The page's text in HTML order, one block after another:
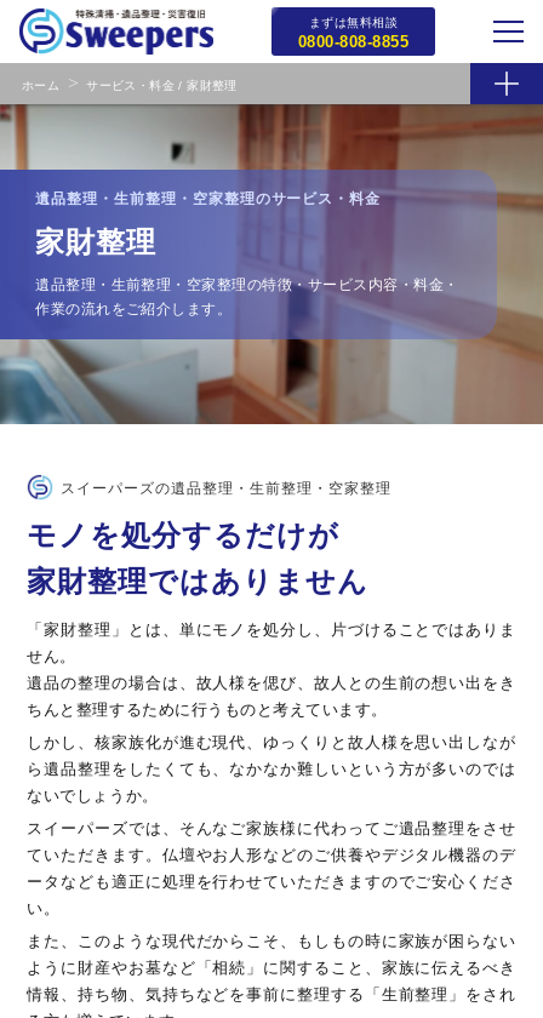
まずは無料相談
0800-808-8855
ホーム サービス・料金 / 家財整理
遺品整理・生前整理・空家整理のサービス・料金
家財整理
遺品整理・生前整理・空家整理の特徴・サービス内容・料金・
作業の流れをご紹介します。
スイーパーズの遺品整理・生前整理・空家整理
モノを処分するだけが
家財整理ではありません
「家財整理」とは、単にモノを処分し、片づけることではありま
せん。
遺品の整理の場合は、故人様を偲び、故人との生前の想い出をき
ちんと整理するために行うものと考えています。
しかし、核家族化が進む現代、ゆっくりと故人様を思い出しなが
ら遺品整理をしたくても、なかなか難しいという方が多いのでは
ないでしょうか。
スイーパーズでは、そんなご家族様に代わってご遺品整理をさせ
ていただきます。仏壇やお人形などのご供養やデジタル機器のデ
ータなども適正に処理を行わせていただきますのでご安心くださ
い。
また、このような現代だからこそ、もしもの時に家族が困らない
ように財産やお墓など「相続」に関すること、家族に伝えるべき
情報、持ち物、気持ちなどを事前に整理する「生前整理」をされ